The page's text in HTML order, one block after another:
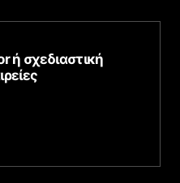
ή σχεδιαστική